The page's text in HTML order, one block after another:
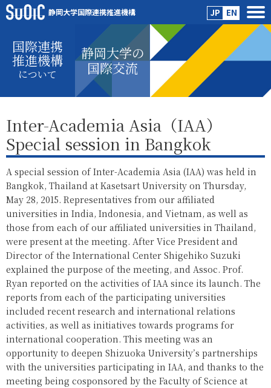
静岡大学国際連携推進機構 JP EN
国際連携
推進機構
について
静岡大学の
国際交流
Inter-Academia Asia（IAA）
Special session in Bangkok
A special session of Inter-Academia Asia (IAA) was held in
Bangkok, Thailand at Kasetsart University on Thursday,
May 28, 2015. Representatives from our affiliated
universities in India, Indonesia, and Vietnam, as well as
those from each of our affiliated universities in Thailand,
were present at the meeting. After Vice President and
Director of the International Center Shigehiko Suzuki
explained the purpose of the meeting, and Assoc. Prof.
Ryan reported on the activities of IAA since its launch. The
reports from each of the participating universities
included recent research and international relations
activities, as well as initiatives towards programs for
international cooperation. This meeting was an
opportunity to deepen Shizuoka University’s partnerships
with the universities participating in IAA, and thanks to the
meeting being cosponsored by the Faculty of Science at